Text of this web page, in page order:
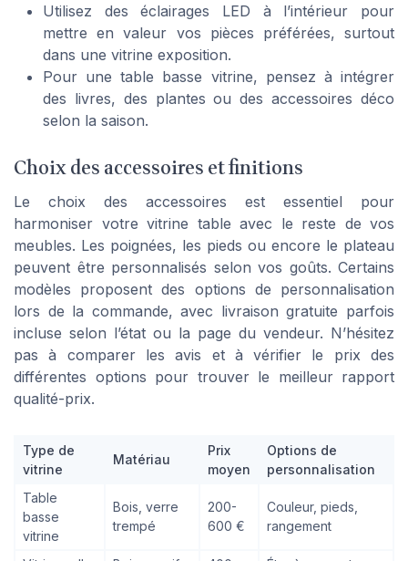
Utilisez des éclairages LED à l’intérieur pour
mettre en valeur vos pièces préférées, surtout
dans une vitrine exposition.
Pour une table basse vitrine, pensez à intégrer
des livres, des plantes ou des accessoires déco
selon la saison.
Choix des accessoires et finitions
Le choix des accessoires est essentiel pour
harmoniser votre vitrine table avec le reste de vos
meubles. Les poignées, les pieds ou encore le plateau
peuvent être personnalisés selon vos goûts. Certains
modèles proposent des options de personnalisation
lors de la commande, avec livraison gratuite parfois
incluse selon l’état ou la page du vendeur. N’hésitez
pas à comparer les avis et à vérifier le prix des
différentes options pour trouver le meilleur rapport
qualité-prix.
Type de
vitrine
Matériau
Prix
moyen
Options de
personnalisation
Table
basse
vitrine
Bois, verre
trempé
200-
600 €
Couleur, pieds,
rangement